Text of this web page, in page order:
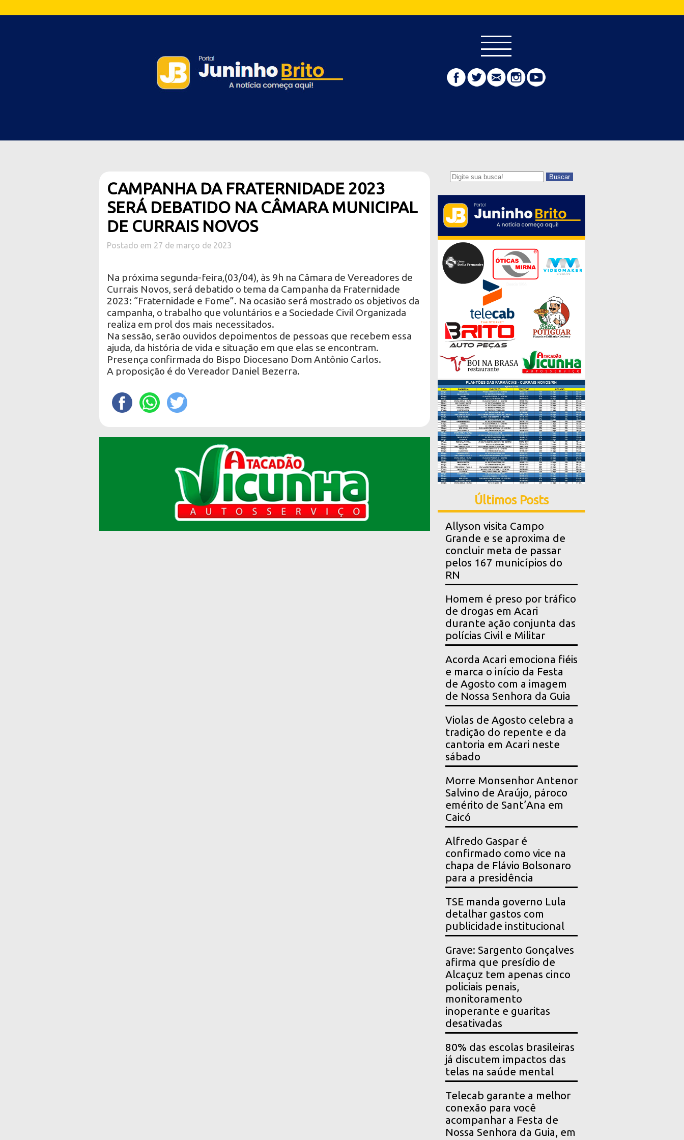
CAMPANHA DA FRATERNIDADE 2023
SERÁ DEBATIDO NA CÂMARA MUNICIPAL
DE CURRAIS NOVOS
Postado em 27 de março de 2023
Na próxima segunda-feira,(03/04), às 9h na Câmara de Vereadores de
Currais Novos, será debatido o tema da Campanha da Fraternidade
2023: “Fraternidade e Fome”. Na ocasião será mostrado os objetivos da
campanha, o trabalho que voluntários e a Sociedade Civil Organizada
realiza em prol dos mais necessitados.
Na sessão, serão ouvidos depoimentos de pessoas que recebem essa
ajuda, da história de vida e situação em que elas se encontram.
Presença confirmada do Bispo Diocesano Dom Antônio Carlos.
A proposição é do Vereador Daniel Bezerra.
Buscar
Últimos Posts
Allyson visita Campo
Grande e se aproxima de
concluir meta de passar
pelos 167 municípios do
RN
Homem é preso por tráfico
de drogas em Acari
durante ação conjunta das
polícias Civil e Militar
Acorda Acari emociona fiéis
e marca o início da Festa
de Agosto com a imagem
de Nossa Senhora da Guia
Violas de Agosto celebra a
tradição do repente e da
cantoria em Acari neste
sábado
Morre Monsenhor Antenor
Salvino de Araújo, pároco
emérito de Sant’Ana em
Caicó
Alfredo Gaspar é
confirmado como vice na
chapa de Flávio Bolsonaro
para a presidência
TSE manda governo Lula
detalhar gastos com
publicidade institucional
Grave: Sargento Gonçalves
afirma que presídio de
Alcaçuz tem apenas cinco
policiais penais,
monitoramento
inoperante e guaritas
desativadas
80% das escolas brasileiras
já discutem impactos das
telas na saúde mental
Telecab garante a melhor
conexão para você
acompanhar a Festa de
Nossa Senhora da Guia, em